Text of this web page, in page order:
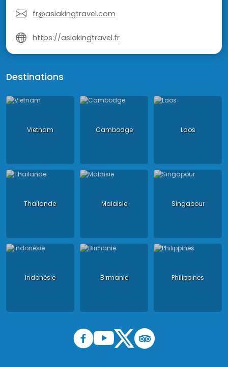
fr@asiakingtravel.com
https://asiakingtravel.fr
Destinations
Vietnam Cambodge Laos
Thailande Malaisie Singapour
Indonésie Birmanie Philippines